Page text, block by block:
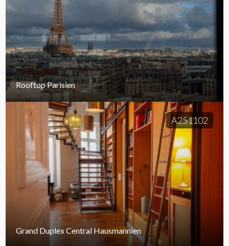
Rooftop Parisien
A251102
Grand Duplex Central Hausmannien